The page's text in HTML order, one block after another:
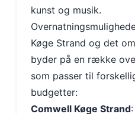
kunst og musik.
Køge Strand og det
byder på en række
som passer til
budgetter:
Comwell Køge Strand